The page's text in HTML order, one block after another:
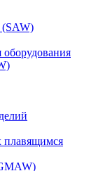
(SAW)
плавящимся